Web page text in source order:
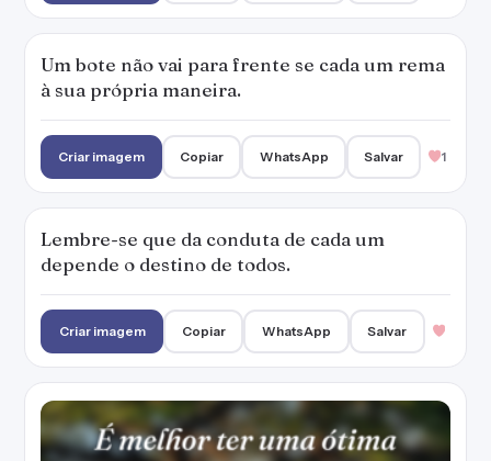
Um bote não vai para frente se cada um rema
à sua própria maneira.
Criar imagem Copiar WhatsApp Salvar 1
Lembre-se que da conduta de cada um
depende o destino de todos.
Criar imagem Copiar WhatsApp Salvar